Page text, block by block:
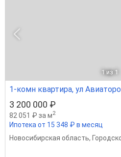
1 из 1
1-комн квартира, ул
3 200 000 ₽
82 051 ₽ за м2
Ипотека от 15 348 ₽ в месяц
Новосибирская область,